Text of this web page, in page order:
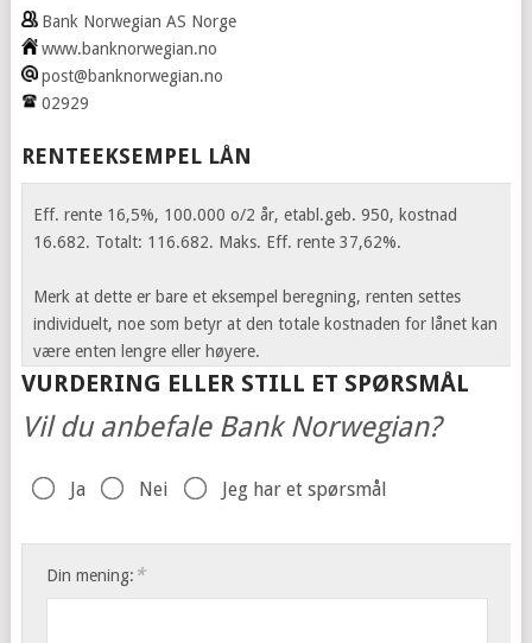
Bank Norwegian AS Norge
www.banknorwegian.no
post@banknorwegian.no
02929
RENTEEKSEMPEL LÅN
Eff. rente 16,5%, 100.000 o/2 år, etabl.geb. 950, kostnad
16.682. Totalt: 116.682. Maks. Eff. rente 37,62%.
Merk at dette er bare et eksempel beregning, renten settes
individuelt, noe som betyr at den totale kostnaden for lånet kan
være enten lengre eller høyere.
VURDERING ELLER STILL ET SPØRSMÅL
Vil du anbefale Bank Norwegian?
Ja Nei Jeg har et spørsmål
Din mening: *